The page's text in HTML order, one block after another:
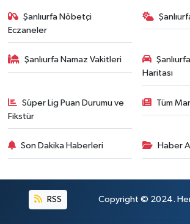
Şanlıurfa Nöbetçi
Eczaneler
Şanlıurfa Namaz Vakitleri
Haritası
Süper Lig Puan Durumu ve
Fikstür
Tüm
Son Dakika Haberleri Haber
RSS Copyright © 2024. Her